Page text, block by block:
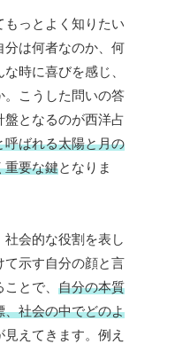
もっとよく知りたい
分は何者なのか、何
時に喜びを感じ、
。こうした問いの答
盤となるのが西洋占
呼ばれる太陽と月の
重要な鍵となりま
会的な役割を表し
て示す自分の顔と言
とで、 自分の本質
、社会の中でどのよ
えてきます。例え